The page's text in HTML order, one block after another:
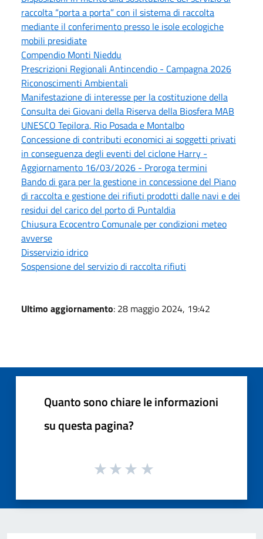
raccolta “porta a porta” con il sistema di raccolta
mediante il conferimento presso le isole ecologiche
mobili presidiate
Compendio Monti Nieddu
Prescrizioni Regionali Antincendio - Campagna 2026
Riconoscimenti Ambientali
Manifestazione di interesse per la costituzione della
Consulta dei Giovani della Riserva della Biosfera MAB
UNESCO Tepilora, Rio Posada e Montalbo
Concessione di contributi economici ai soggetti privati
in conseguenza degli eventi del ciclone Harry -
Aggiornamento 16/03/2026 - Proroga termini
Bando di gara per la gestione in concessione del Piano
di raccolta e gestione dei rifiuti prodotti dalle navi e dei
residui del carico del porto di Puntaldia
Chiusura Ecocentro Comunale per condizioni meteo
avverse
Disservizio idrico
Sospensione del servizio di raccolta rifiuti
Ultimo aggiornamento: 28 maggio 2024, 19:42
Quanto sono chiare le informazioni
su questa pagina?